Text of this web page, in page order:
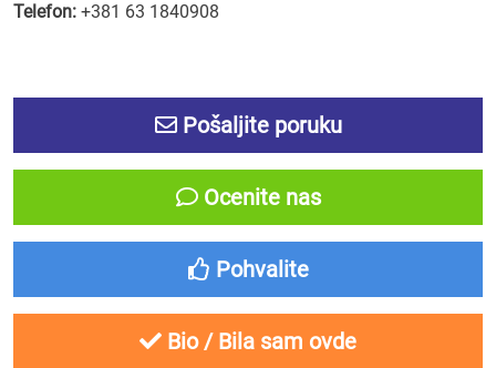
Telefon: +381 63 1840908
Pošaljite poruku
Ocenite nas
Pohvalite
Bio / Bila sam ovde